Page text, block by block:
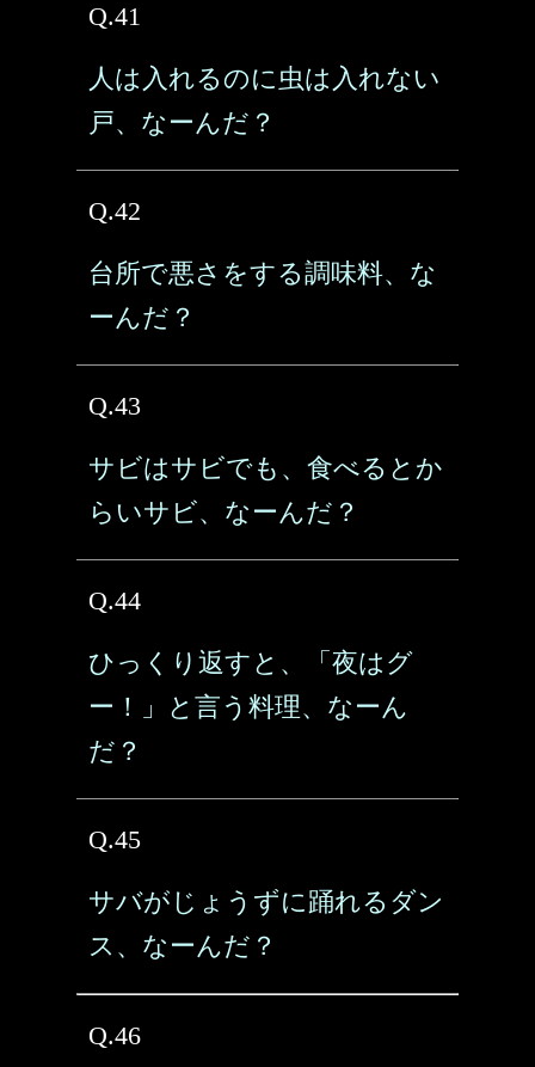
Q.41
人は入れるのに虫は入れない
戸、なーんだ？
Q.42
台所で悪さをする調味料、な
ーんだ？
Q.43
サビはサビでも、食べるとか
らいサビ、なーんだ？
Q.44
ひっくり返すと、「夜はグ
ー！」と言う料理、なーん
だ？
Q.45
サバがじょうずに踊れるダン
ス、なーんだ？
Q.46